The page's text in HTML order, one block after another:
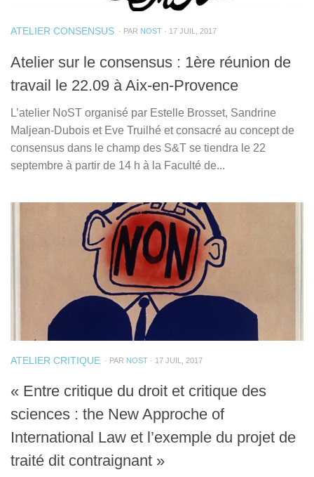
ATELIER CONSENSUS · PAR NOST · 17 JUIL, 2017
Atelier sur le consensus : 1ère réunion de
travail le 22.09 à Aix-en-Provence
L’atelier NoST organisé par Estelle Brosset, Sandrine
Maljean-Dubois et Eve Truilhé et consacré au concept de
consensus dans le champ des S&T se tiendra le 22
septembre à partir de 14 h à la Faculté de...
ATELIER CRITIQUE · PAR NOST · 17 JUIL, 2017
« Entre critique du droit et critique des
sciences : the New Approche of
International Law et l’exemple du projet de
traité dit contraignant »